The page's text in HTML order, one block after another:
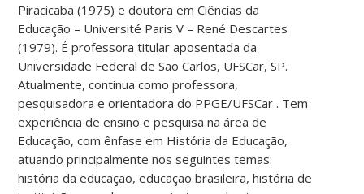
Piracicaba (1975) e doutora em Ciências da
Educação – Université Paris V – René Descartes
(1979). É professora titular aposentada da
Universidade Federal de São Carlos, UFSCar, SP.
Atualmente, continua como professora,
pesquisadora e orientadora do PPGE/UFSCar . Tem
experiência de ensino e pesquisa na área de
Educação, com ênfase em História da Educação,
atuando principalmente nos seguintes temas:
história da educação, educação brasileira, história de